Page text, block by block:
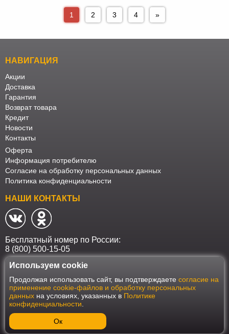
1 2 3 4 »
НАВИГАЦИЯ
Акции
Доставка
Гарантия
Возврат товара
Кредит
Новости
Контакты
Оферта
Информация потребителю
Согласие на обработку персональных данных
Политика конфиденциальности
НАШИ КОНТАКТЫ
Бесплатный номер по России:
8 (800) 500-15-05
Наш интернет-магазин работает в соответствии с требованиями
Федерального закона от 27 июля 2006 года №152-ФЗ "О персональных
данных". Оформить заказ на сайте Мебеласка возможно только при
наличии согласия на обработку Ваших персональных данных. Для
улучшения работы сайта и его взаимодействия с пользователями мы
используем файлы cookie. Продолжая пользоваться сайтом, вы
соглашаетесь с использованием cookie.
Используем cookie
Продолжая использовать сайт, вы подтверждаете согласие на
применение cookie-файлов и обработку персональных
данных на условиях, указанных в Политике
конфиденциальности
Ок